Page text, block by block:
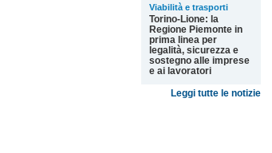
Viabilità e trasporti
Torino-Lione: la
Regione Piemonte in
prima linea per
legalità, sicurezza e
sostegno alle imprese
e ai lavoratori
Leggi tutte le notizie